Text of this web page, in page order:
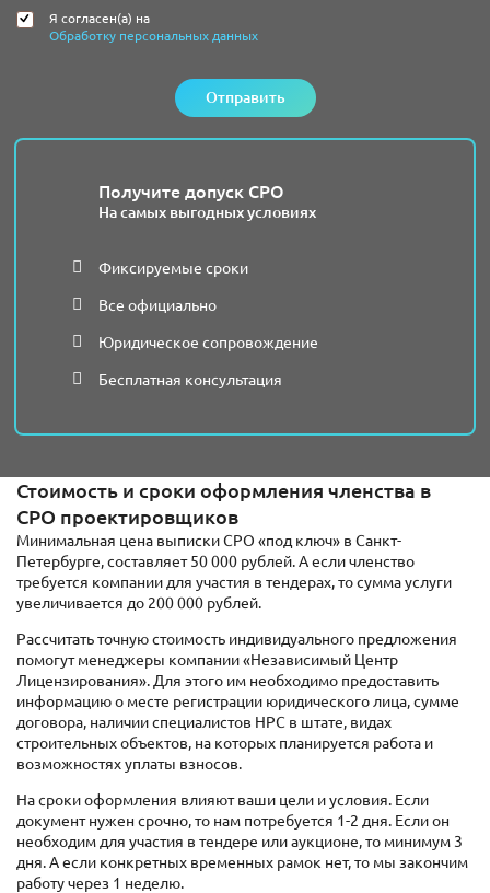
Я согласен(а) на
Обработку персональных данных
Отправить
Получите допуск СРО
На самых выгодных условиях
Фиксируемые сроки
Все официально
Юридическое сопровождение
Бесплатная консультация
Стоимость и сроки оформления членства в
СРО проектировщиков
Минимальная цена выписки СРО «под ключ» в Санкт-
Петербурге, составляет 50 000 рублей. А если членство
требуется компании для участия в тендерах, то сумма услуги
увеличивается до 200 000 рублей.
Рассчитать точную стоимость индивидуального предложения
помогут менеджеры компании «Независимый Центр
Лицензирования». Для этого им необходимо предоставить
информацию о месте регистрации юридического лица, сумме
договора, наличии специалистов НРС в штате, видах
строительных объектов, на которых планируется работа и
возможностях уплаты взносов.
На сроки оформления влияют ваши цели и условия. Если
документ нужен срочно, то нам потребуется 1-2 дня. Если он
необходим для участия в тендере или аукционе, то минимум 3
дня. А если конкретных временных рамок нет, то мы закончим
работу через 1 неделю.